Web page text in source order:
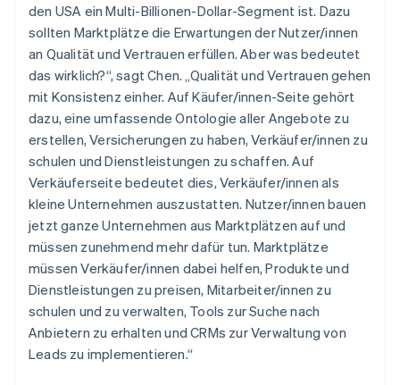
den USA ein Multi-Billionen-Dollar-Segment ist. Dazu
sollten Marktplätze die Erwartungen der Nutzer/innen
an Qualität und Vertrauen erfüllen. Aber was bedeutet
das wirklich?“, sagt Chen. „Qualität und Vertrauen gehen
mit Konsistenz einher. Auf Käufer/innen-Seite gehört
dazu, eine umfassende Ontologie aller Angebote zu
erstellen, Versicherungen zu haben, Verkäufer/innen zu
schulen und Dienstleistungen zu schaffen. Auf
Verkäuferseite bedeutet dies, Verkäufer/innen als
kleine Unternehmen auszustatten. Nutzer/innen bauen
jetzt ganze Unternehmen aus Marktplätzen auf und
müssen zunehmend mehr dafür tun. Marktplätze
müssen Verkäufer/innen dabei helfen, Produkte und
Dienstleistungen zu preisen, Mitarbeiter/innen zu
schulen und zu verwalten, Tools zur Suche nach
Anbietern zu erhalten und CRMs zur Verwaltung von
Leads zu implementieren.“